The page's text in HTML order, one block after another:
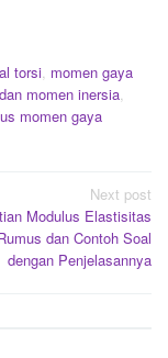
torsi, momen gaya
momen inersia,
momen gaya
Next post
Modulus Elastisitas
dan Contoh Soal
dengan Penjelasannya